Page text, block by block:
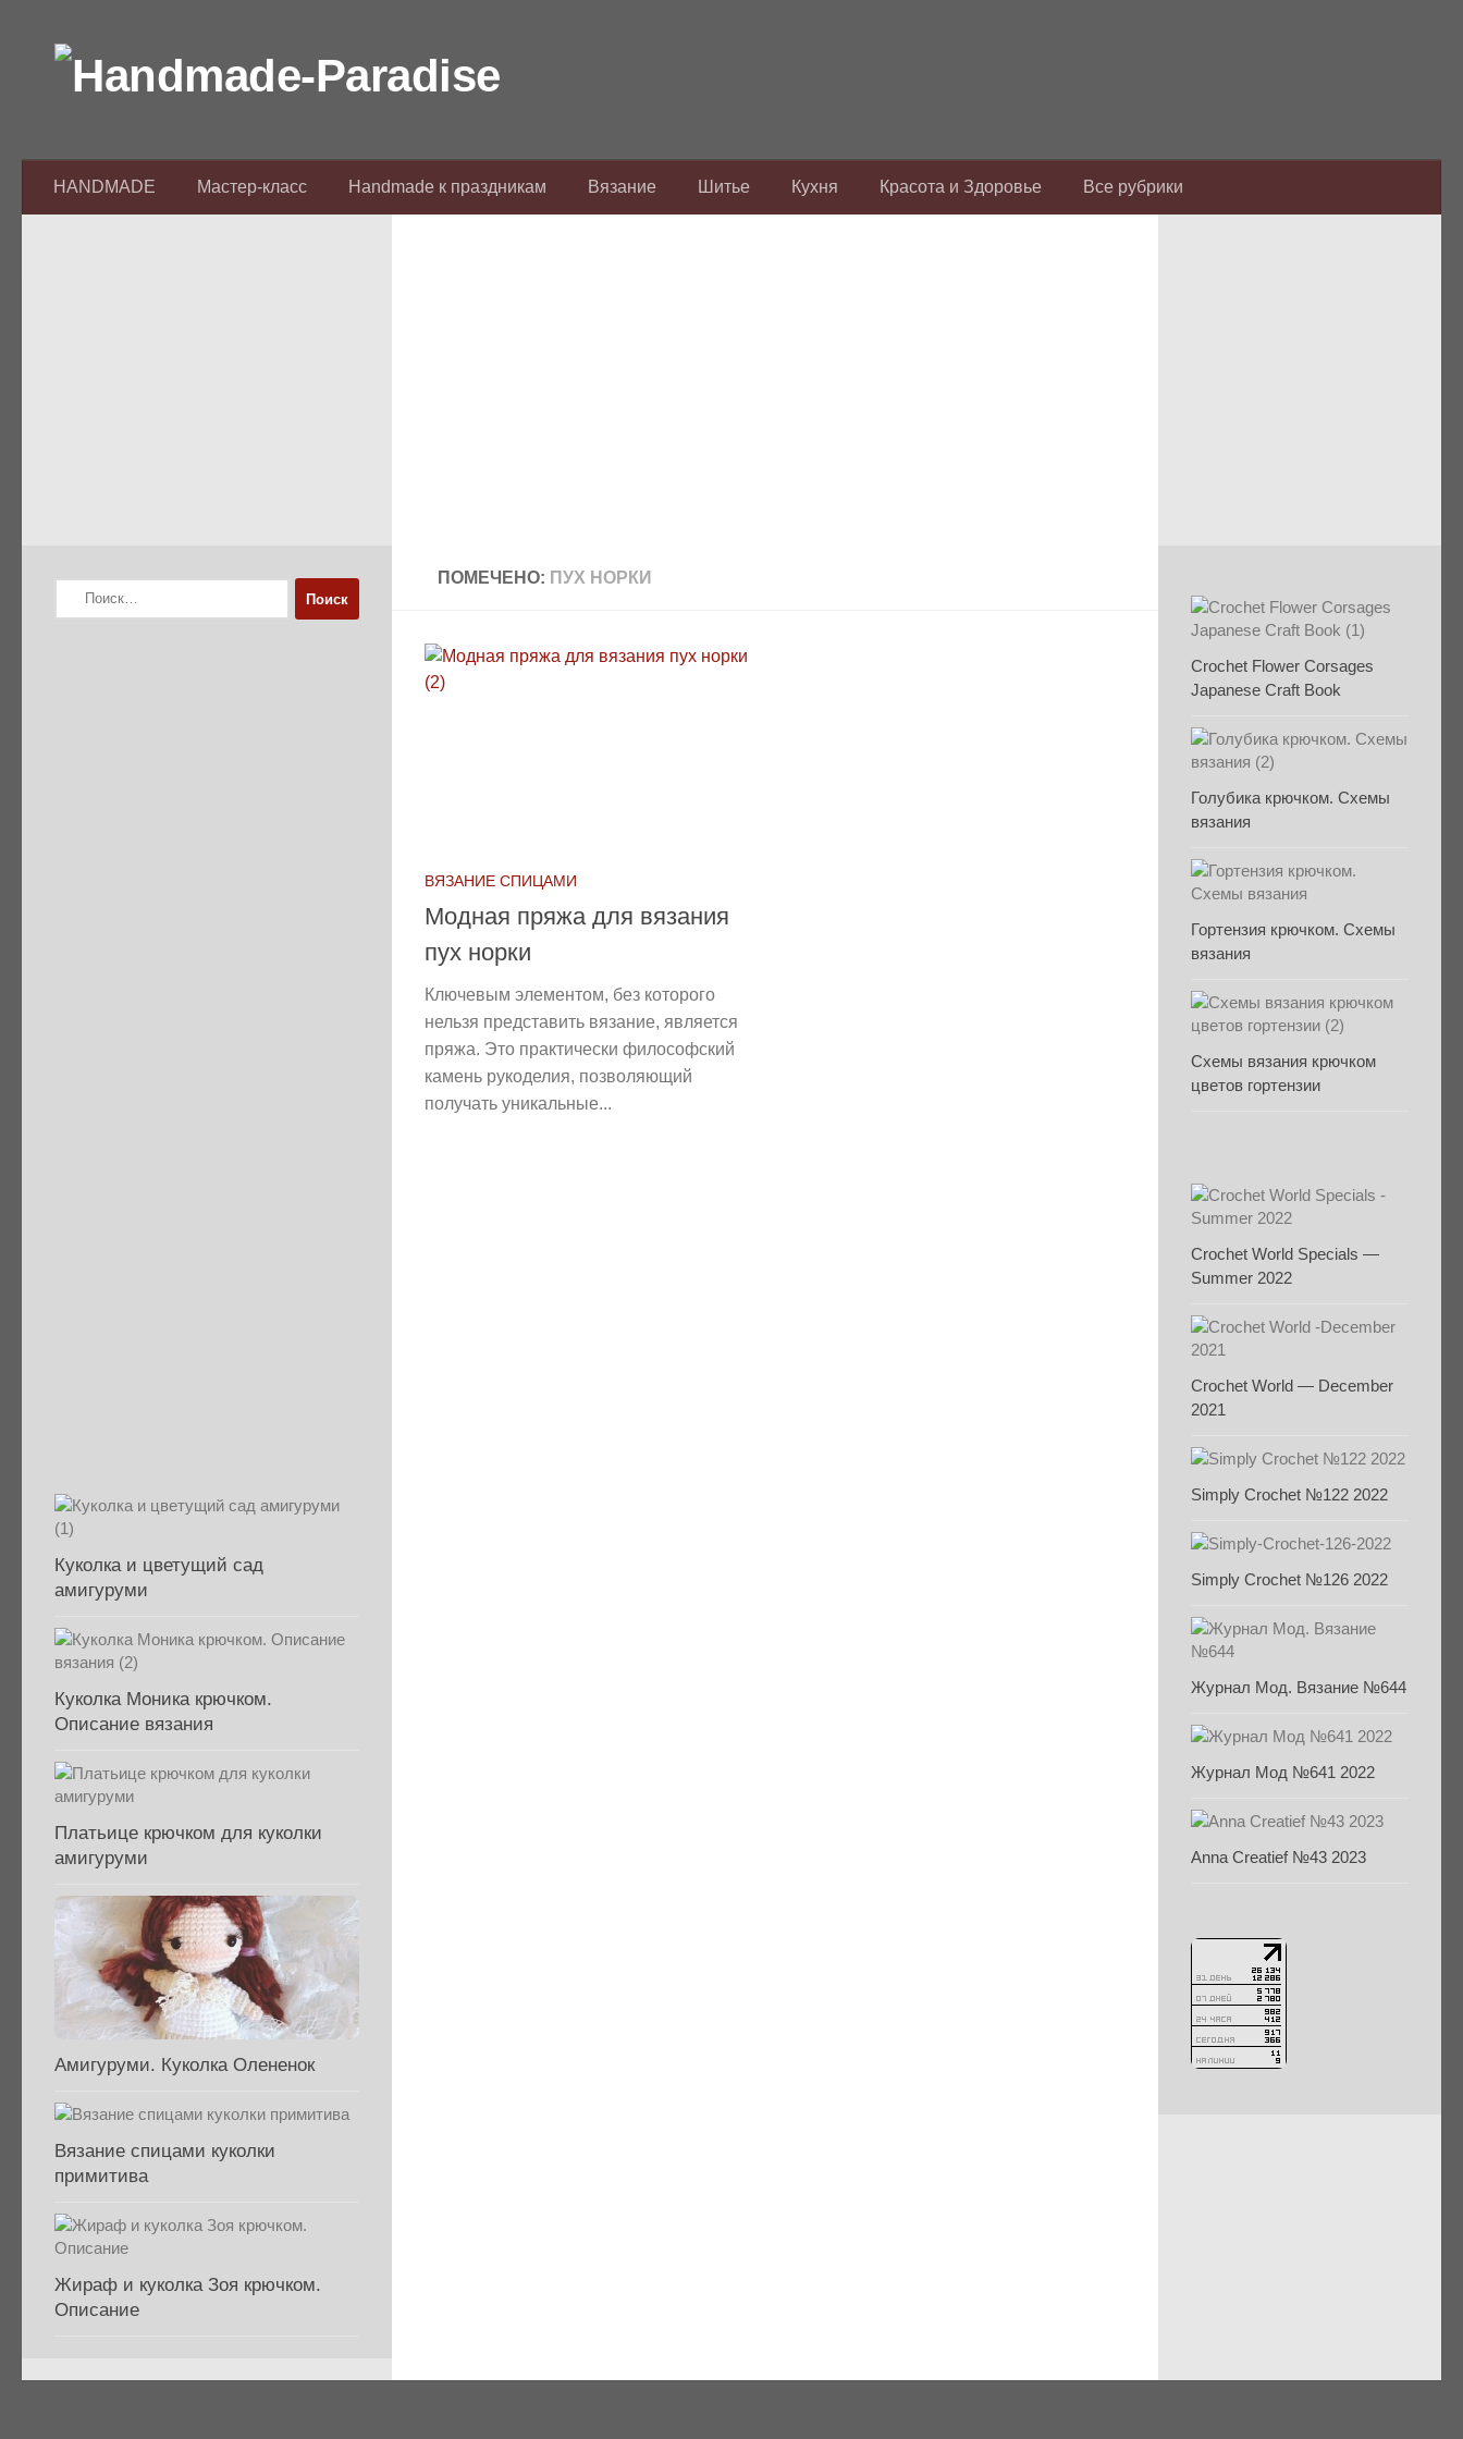
HANDMADE Мастер-класс Handmade к праздникам Вязание Шитье Кухня Красота и Здоровье Все рубрики
ПОМЕЧЕНО: ПУХ НОРКИ
ВЯЗАНИЕ СПИЦАМИ
Модная пряжа для вязания
пух норки
Ключевым элементом, без которого
нельзя представить вязание, является
пряжа. Это практически философский
камень рукоделия, позволяющий
получать уникальные...
Найти:
Куколка и цветущий сад
амигуруми
Куколка Моника крючком.
Описание вязания
Платьице крючком для куколки
амигуруми
Амигуруми. Куколка Олененок
Вязание спицами куколки
примитива
Жираф и куколка Зоя крючком.
Описание
Crochet Flower Corsages
Japanese Craft Book
Голубика крючком. Схемы
вязания
Гортензия крючком. Схемы
вязания
Схемы вязания крючком
цветов гортензии
Crochet World Specials —
Summer 2022
Crochet World — December
2021
Simply Crochet №122 2022
Simply Crochet №126 2022
Журнал Мод. Вязание №644
Журнал Мод №641 2022
Anna Creatief №43 2023